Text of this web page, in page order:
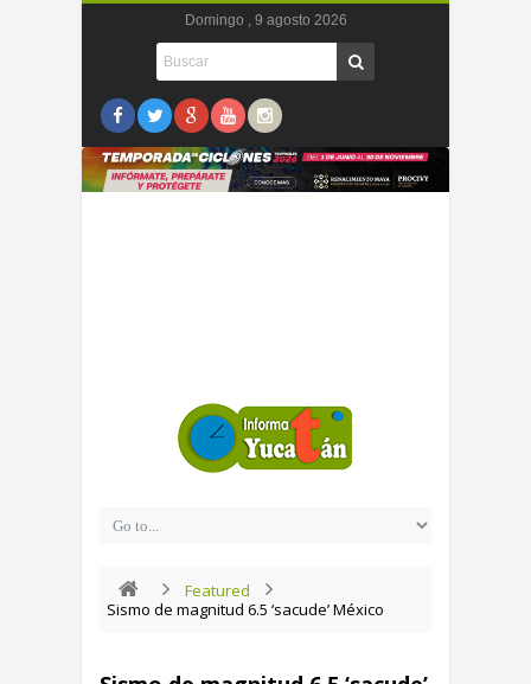
Domingo , 9 agosto 2026
Featured
Sismo de magnitud 6.5 ‘sacude’ México